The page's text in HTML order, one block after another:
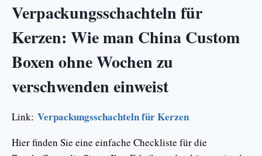
Verpackungsschachteln für
Kerzen: Wie man China Custom
Boxen ohne Wochen zu
verschwenden einweist
Link: Verpackungsschachteln für Kerzen
Hier finden Sie eine einfache Checkliste für die